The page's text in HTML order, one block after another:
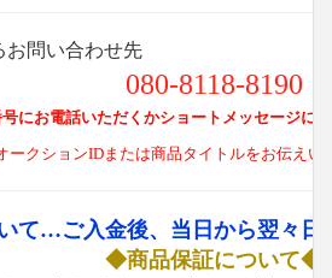
お問い合わせ先
080-8118-8190
にお電話いただくかショートメッセージに
クションIDまたは商品タイトルをお伝えい
て…ご入金後、当日から翌々日
◆商品保証について◆